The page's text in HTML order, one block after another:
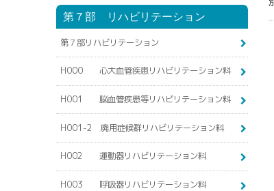
第７部 リハビリテーション
第７部リハビリテーション
H000 心大血管疾患リハビリテーション料
H001 脳血管疾患等リハビリテーション料
H001-2 廃用症候群リハビリテーション料
H002 運動器リハビリテーション料
H003 呼吸器リハビリテーション料